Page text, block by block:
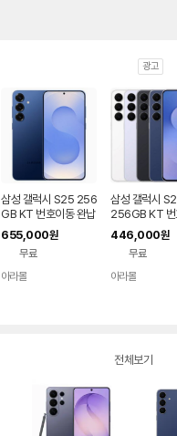
광고
삼성 갤럭시 S25 256
GB KT 번호이동 완납
655,000원
무료
아라몰
삼성 갤럭시
256GB KT 번
공시지원 완납
446,000원
무료
아라몰
전체보기